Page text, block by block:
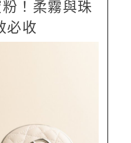
！柔霧與珠
必收